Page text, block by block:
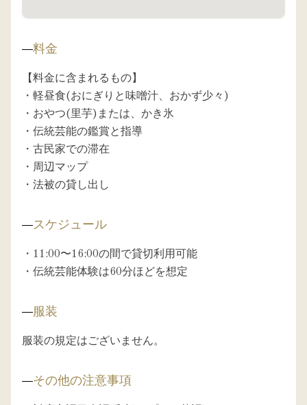
料金
【料金に含まれるもの】
・軽昼食(おにぎりと味噌汁、おかず少々)
・おやつ(里芋)または、かき氷
・伝統芸能の鑑賞と指導
・古民家での滞在
・周辺マップ
・法被の貸し出し
スケジュール
・11:00〜16:00の間で貸切利用可能
・伝統芸能体験は60分ほどを想定
服装
服装の規定はございません。
その他の注意事項